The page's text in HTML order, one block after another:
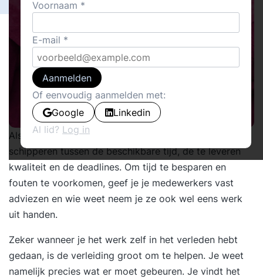
Als middenmanager of projectleider loop je vaak te
schipperen tussen de beschikbare tijd, de te leveren
kwaliteit en de deadlines. Om tijd te besparen en
fouten te voorkomen, geef je je medewerkers vast
adviezen en wie weet neem je ze ook wel eens werk
uit handen.
Zeker wanneer je het werk zelf in het verleden hebt
gedaan, is de verleiding groot om te helpen. Je weet
namelijk precies wat er moet gebeuren. Je vindt het
Voornaam
E-mail
Aanmelden
Of eenvoudig aanmelden met:
Google
Linkedin
Al lid? Log in